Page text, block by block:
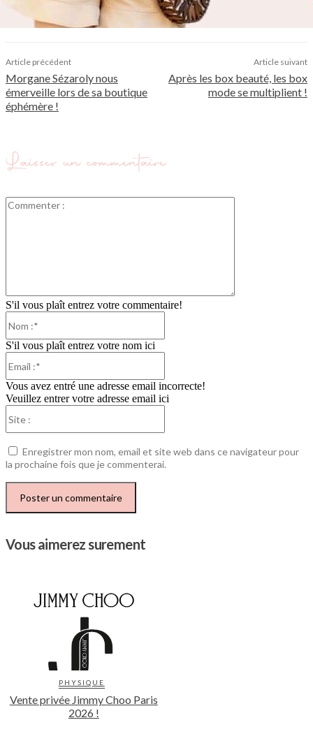
Article précédent
Morgane Sézaroly nous
émerveille lors de sa boutique
éphémère !
Article suivant
Après les box beauté, les box
mode se multiplient !
Laisser un commentaire
S'il vous plaît entrez votre commentaire!
S'il vous plaît entrez votre nom ici
Vous avez entré une adresse email incorrecte!
Veuillez entrer votre adresse email ici
Enregistrer mon nom, email et site web dans ce navigateur pour
la prochaine fois que je commenterai.
Vous aimerez surement
PHYSIQUE
Vente privée Jimmy Choo Paris
2026 !